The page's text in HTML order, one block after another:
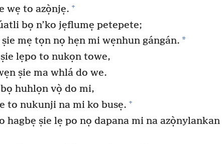
wẹ to azọ̀njẹ. +
bọ n’ko jẹflumẹ petepete;
mẹ tọn nọ hẹn mi wẹnhun gángán. *
lẹpo to nukọn towe,
ṣie ma whlá do we.
huhlọn vọ̀ do mi,
to nukunji na mi ko busẹ. +
hagbẹ ṣie lẹ po nọ dapana mi na azọ̀nylankan